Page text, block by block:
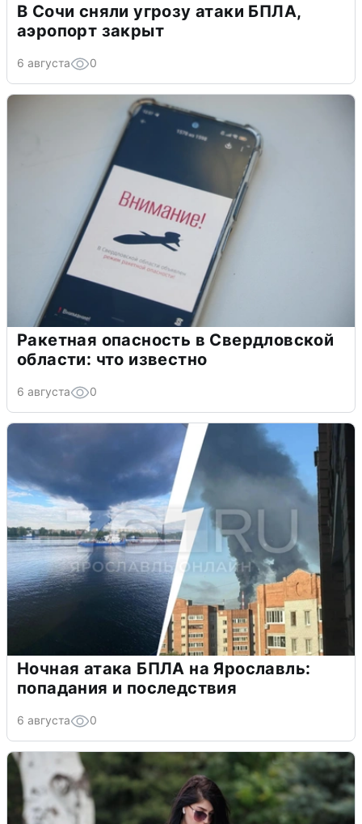
В Сочи сняли угрозу атаки БПЛА,
аэропорт закрыт
6 августа 0
Ракетная опасность в Свердловской
области: что известно
6 августа 0
Ночная атака БПЛА на Ярославль:
попадания и последствия
6 августа 0